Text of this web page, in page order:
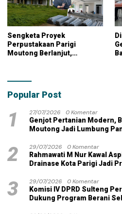
Sengketa Proyek
Perpustakaan Parigi
Moutong Berlanjut,
dengan Dana Pribadi
Popular Post
1 27/07/2026
0 Komentar
Genjot Pertanian Modern,
Moutong Jadi Lumbung
2 29/07/2026
0 Komentar
Rahmawati M Nur Kawal
Drainase Kota Parigi Jadi
3 29/07/2026
0 Komentar
Komisi IV DPRD Sulteng
Dukung Program Berani